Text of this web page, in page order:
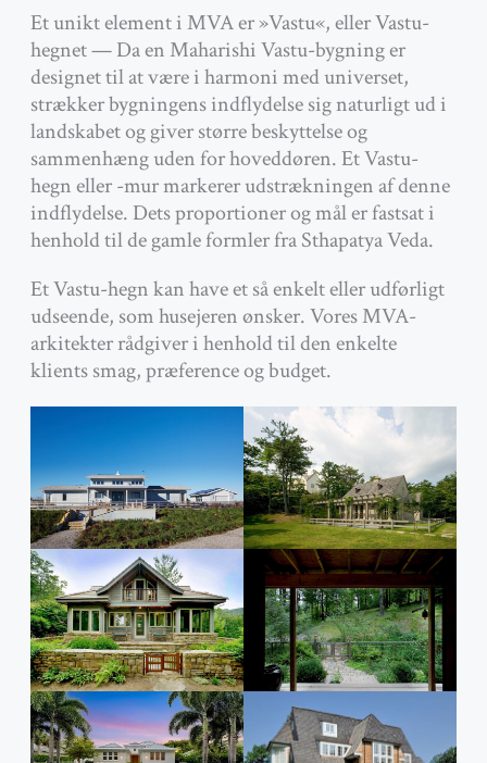
Et unikt element i MVA er »Vastu«, eller Vastu-
hegnet — Da en Maharishi Vastu-bygning er
designet til at være i harmoni med universet,
strækker bygningens indflydelse sig naturligt ud i
landskabet og giver større beskyttelse og
sammenhæng uden for hoveddøren. Et Vastu-
hegn eller -mur markerer udstrækningen af denne
indflydelse. Dets proportioner og mål er fastsat i
henhold til de gamle formler fra Sthapatya Veda.
Et Vastu-hegn kan have et så enkelt eller udførligt
udseende, som husejeren ønsker. Vores MVA-
arkitekter rådgiver i henhold til den enkelte
klients smag, præference og budget.